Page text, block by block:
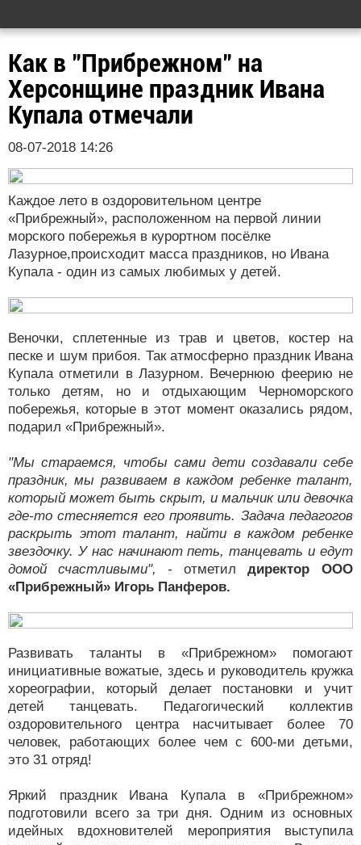
Как в "Прибрежном" на
Херсонщине праздник Ивана
Купала отмечали
08-07-2018 14:26
Каждое лето в оздоровительном центре
«Прибрежный», расположенном на первой линии
морского побережья в курортном посёлке
Лазурное,происходит масса праздников, но Ивана
Купала - один из самых любимых у детей.
Веночки, сплетенные из трав и цветов, костер на
песке и шум прибоя. Так атмосферно праздник Ивана
Купала отметили в Лазурном. Вечернюю феерию не
только детям, но и отдыхающим Черноморского
побережья, которые в этот момент оказались рядом,
подарил «Прибрежный».
"Мы стараемся, чтобы сами дети создавали себе
праздник, мы развиваем в каждом ребенке талант,
который может быть скрыт, и мальчик или девочка
где-то стесняется его проявить. Задача педагогов
раскрыть этот талант, найти в каждом ребенке
звездочку. У нас начинают петь, танцевать и едут
домой счастливыми", - отметил директор ООО
«Прибрежный» Игорь Панферов.
Развивать таланты в «Прибрежном» помогают
инициативные вожатые, здесь и руководитель кружка
хореографии, который делает постановки и учит
детей танцевать. Педагогический коллектив
оздоровительного центра насчитывает более 70
человек, работающих более чем с 600-ми детьми,
это 31 отряд!
Яркий праздник Ивана Купала в «Прибрежном»
подготовили всего за три дня. Одним из основных
идейных вдохновителей мероприятия выступила